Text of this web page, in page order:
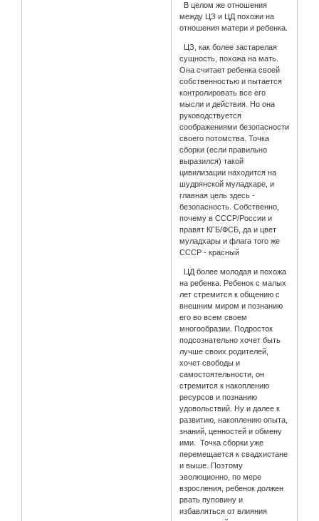
В целом же отношения
между ЦЗ и ЦД похожи на
отношения матери и ребенка.
ЦЗ, как более застарелая
сущность, похожа на мать.
Она считает ребенка своей
собственностью и пытается
контролировать все его
мысли и действия. Но она
руководствуется
соображениями безопасности
своего потомства. Точка
сборки (если правильно
выразился) такой
цивилизации находится на
шудрянской муладхаре, и
главная цель здесь -
безопасность. Собственно,
почему в СССР/России и
правят КГБ/ФСБ, да и цвет
муладхары и флага того же
СССР - красный
ЦД более молодая и похожа
на ребенка. Ребенок с малых
лет стремится к общению с
внешним миром и познанию
его во всем своем
многообразии. Подросток
подсознательно хочет быть
лучше своих родителей,
хочет свободы и
самостоятельности, он
стремится к накоплению
ресурсов и познанию
удовольствий. Ну и далее к
развитию, накоплению опыта,
знаний, ценностей и обмену
ими. Точка сборки уже
перемещается к свадхистане
и выше. Поэтому
эволюционно, по мере
взросления, ребенок должен
рвать пуповину и
избавляться от влияния